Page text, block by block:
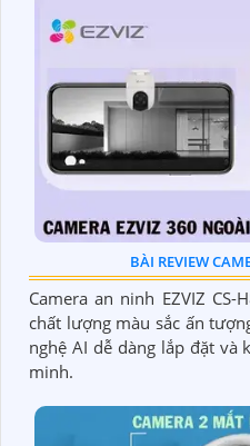
BÀI REVIEW
Camera an ninh EZVIZ
chất lượng màu sắc ấn
nghệ AI dễ dàng lắp đặt và
minh.